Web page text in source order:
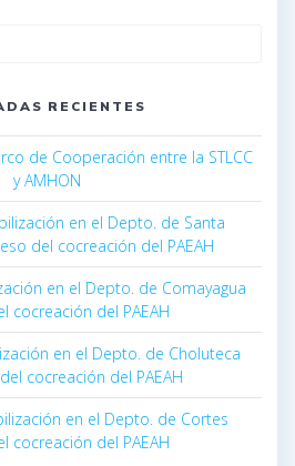
RECIENTES
de Cooperación entre la STLCC
y AMHON
en el Depto. de Santa
del cocreación del PAEAH
en el Depto. de Comayagua
cocreación del PAEAH
en el Depto. de Choluteca
cocreación del PAEAH
en el Depto. de Cortes
cocreación del PAEAH